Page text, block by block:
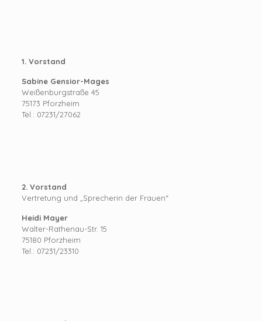
1. Vorstand
Sabine Gensior-Mages
Weißenburgstraße 45
75173 Pforzheim
Tel.: 07231/27062
2. Vorstand
Vertretung und „Sprecherin der Frauen“
Heidi Mayer
Walter-Rathenau-Str. 15
75180 Pforzheim
Tel.: 07231/23310